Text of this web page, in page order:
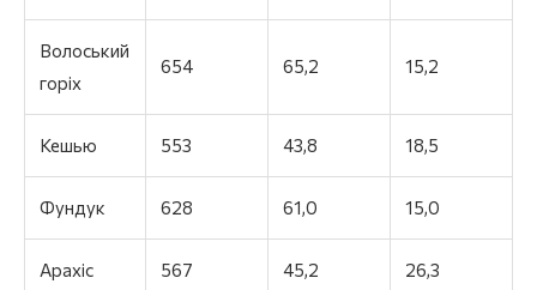
Волоський
горіх
654 65,2 15,2
Кешью 553 43,8 18,5
Фундук 628 61,0 15,0
Арахіс 567 45,2 26,3